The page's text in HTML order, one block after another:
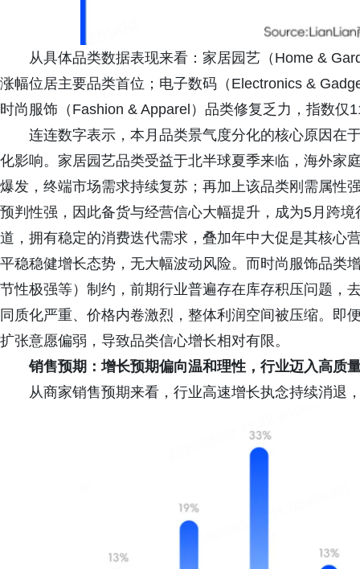
从具体品类数据表现来看：家居园艺（Home &
涨幅位居主要品类首位；电子数码（Electronics &
时尚服饰（Fashion & Apparel）品类修复乏力，指数
连连数字表示，本月品类景气度分化的核心原因在
化影响。家居园艺品类受益于北半球夏季来临，海外家
爆发，终端市场需求持续复苏；再加上该品类刚需属性
预判性强，因此备货与经营信心大幅提升，成为5月跨
道，拥有稳定的消费迭代需求，叠加年中大促是其核心
平稳稳健增长态势，无大幅波动风险。而时尚服饰品类
节性极强等）制约，前期行业普遍存在库存积压问题，
同质化严重、价格内卷激烈，整体利润空间被压缩。即
扩张意愿偏弱，导致品类信心增长相对有限。
销售预期：增长预期偏向温和理性，行业迈入高质
从商家销售预期来看，行业高速增长执念持续消退